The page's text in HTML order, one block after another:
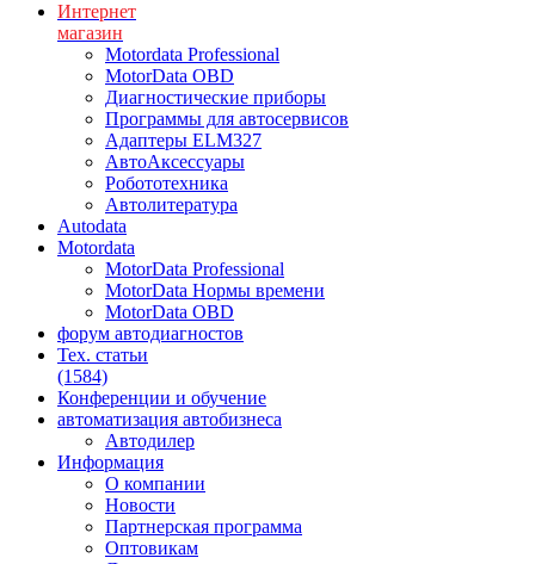
Интернет
магазин
Motordata Professional
MotorData OBD
Диагностические приборы
Программы для автосервисов
Адаптеры ELM327
АвтоАксессуары
Робототехника
Автолитература
Autodata
Motordata
MotorData Professional
MotorData Нормы времени
MotorData OBD
форум автодиагностов
Тех. статьи
(1584)
Конференции и обучение
автоматизация автобизнеса
Автодилер
Информация
О компании
Новости
Партнерская программа
Оптовикам